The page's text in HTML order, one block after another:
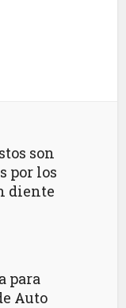
son
por los
diente
para
Auto